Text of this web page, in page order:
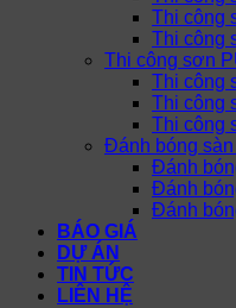
Thi công
Thi công
Thi công sơn
Thi công
Thi công
Thi công
Đánh bóng sàn
Đánh
Đánh
Đánh
BÁO GIÁ
DỰ ÁN
TIN TỨC
LIÊN HỆ